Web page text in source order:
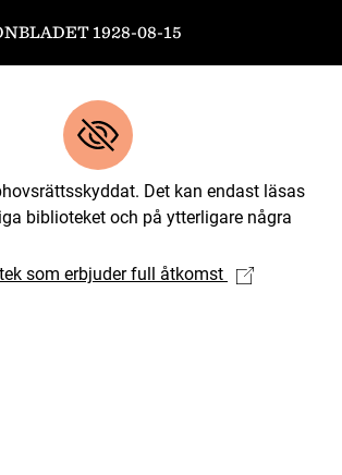
1928-08-15
Det kan endast läsas
biblioteket och på ytterligare några
som erbjuder full åtkomst